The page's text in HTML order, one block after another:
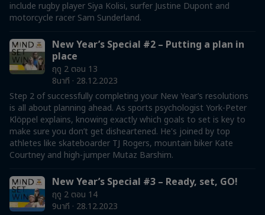
include rugby player Siya Kolisi, surfer Justine Dupont and
motorcycle racer Sam Sunderland.
New Year’s Special #2 – Putting a plan in
place
ฤดู 2 ตอน 13
8นาที · 28.12.2023
Step 2 of successfully completing your New Year’s resolutions
is all about planning ahead. As sports psychologist York-Peter
Klöppel explains, knowing exactly which goals to set is key to
make sure you don’t get disheartened. He's joined by top
athletes like skateboarder TJ Rogers, mountain biker Kate
Courtney and high-jumper Mutaz Barshim.
New Year’s Special #3 – Ready, set, GO!
ฤดู 2 ตอน 14
9นาที · 28.12.2023